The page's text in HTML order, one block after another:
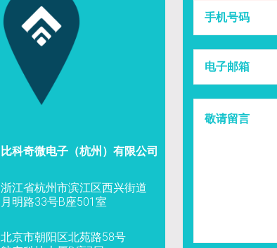
比科奇微电子（杭州）有限公司
浙江省杭州市滨江区西兴街道
月明路33号B座501室
北京市朝阳区北苑路58号